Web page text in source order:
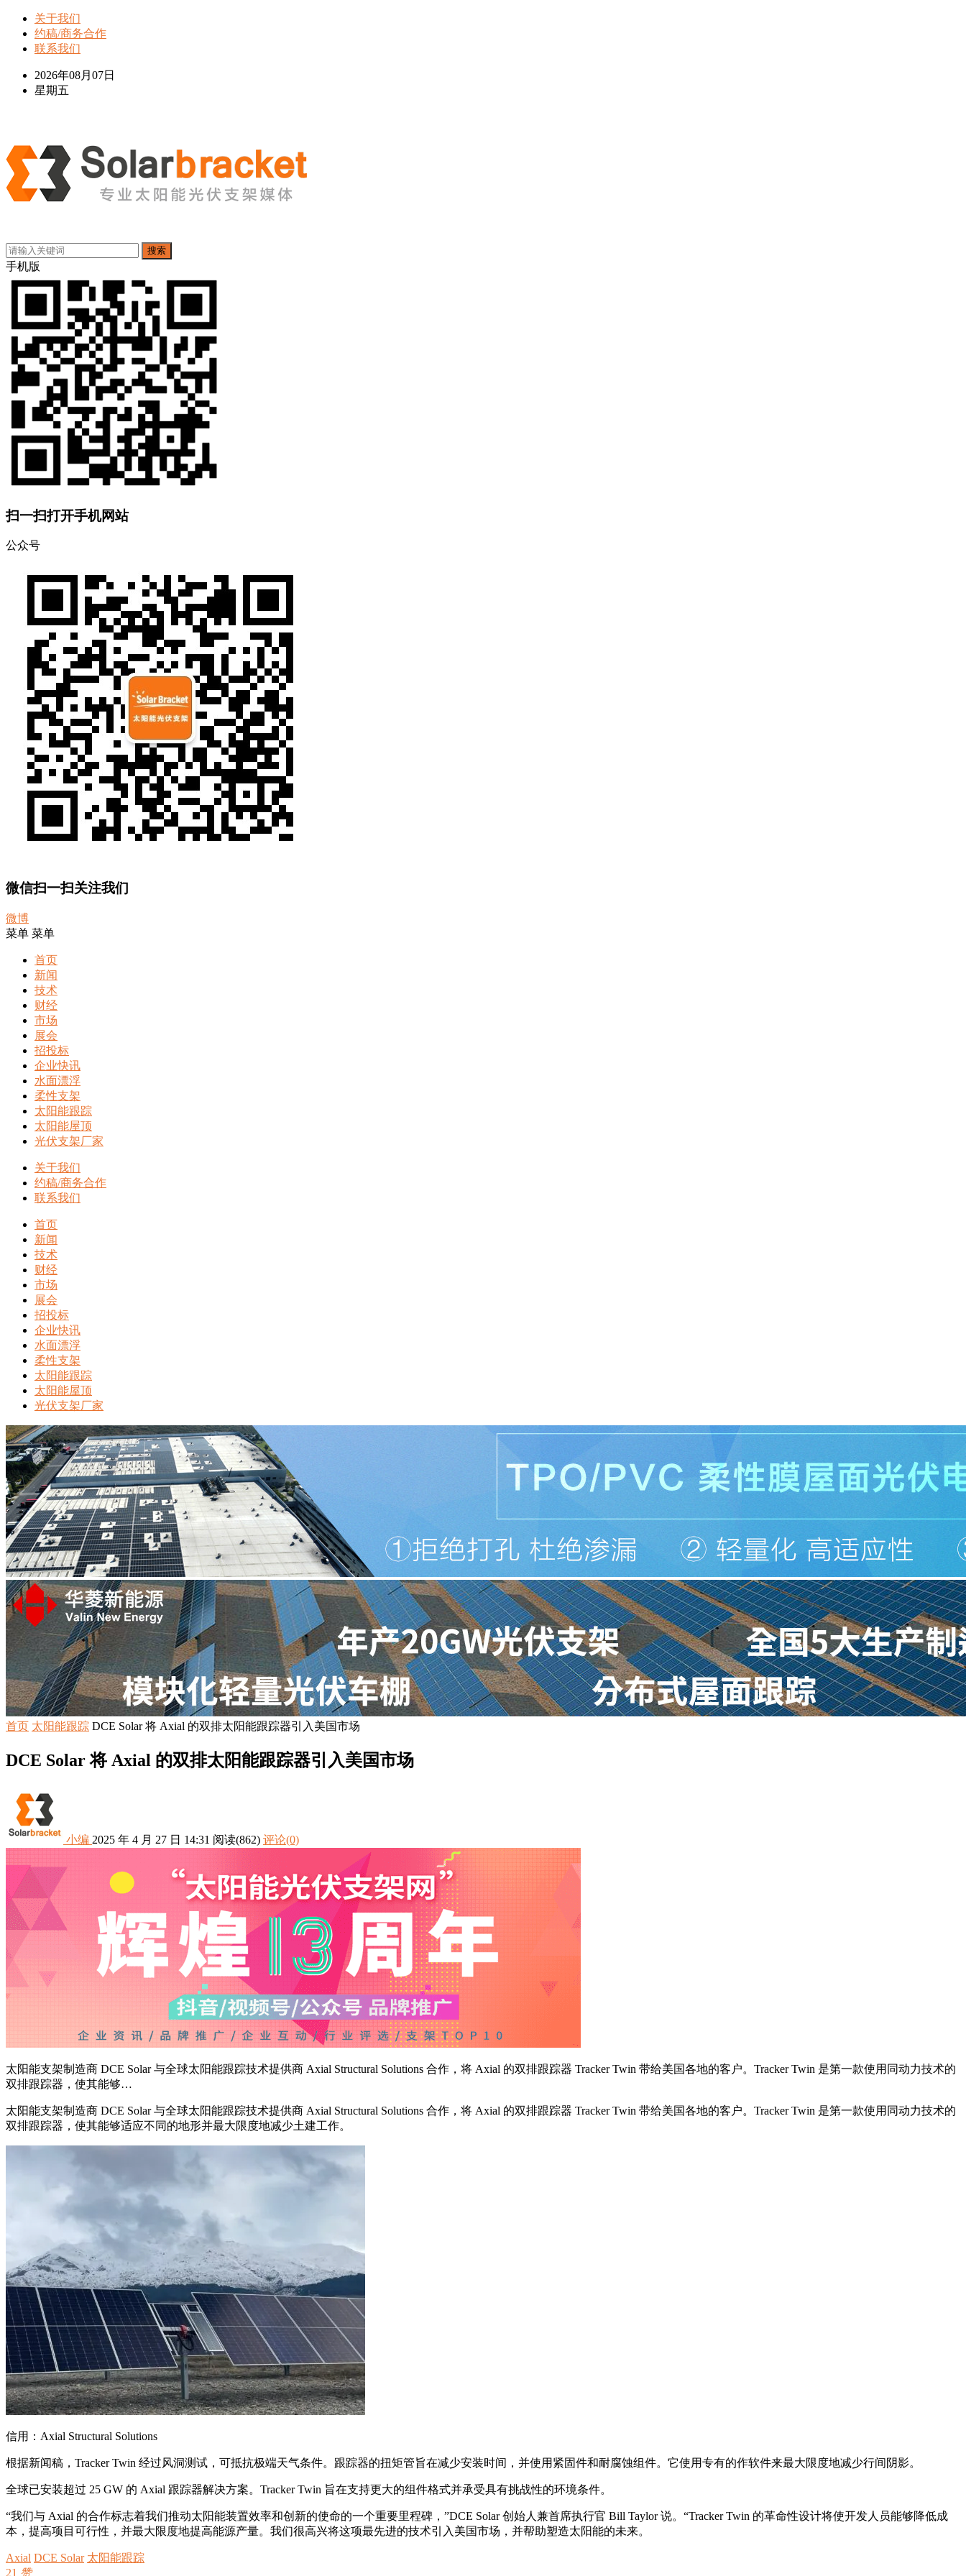
关于我们
约稿/商务合作
联系我们
2026年08月07日
星期五
搜索
手机版
扫一扫打开手机网站
公众号
微信扫一扫关注我们
微博
菜单 菜单
首页
新闻
技术
财经
市场
展会
招投标
企业快讯
水面漂浮
柔性支架
太阳能跟踪
太阳能屋顶
光伏支架厂家
关于我们
约稿/商务合作
联系我们
首页
新闻
技术
财经
市场
展会
招投标
企业快讯
水面漂浮
柔性支架
太阳能跟踪
太阳能屋顶
光伏支架厂家
首页 太阳能跟踪 DCE Solar 将 Axial 的双排太阳能跟踪器引入美国市场
DCE Solar 将 Axial 的双排太阳能跟踪器引入美国市场
小编 2025 年 4 月 27 日 14:31 阅读(862) 评论(0)
太阳能支架制造商 DCE Solar 与全球太阳能跟踪技术提供商 Axial Structural Solutions 合作，将 Axial 的双排跟踪器 Tracker Twin 带给美国各地的客户。Tracker Twin 是第一款使用同动力技术的
双排跟踪器，使其能够…
太阳能支架制造商 DCE Solar 与全球太阳能跟踪技术提供商 Axial Structural Solutions 合作，将 Axial 的双排跟踪器 Tracker Twin 带给美国各地的客户。Tracker Twin 是第一款使用同动力技术的
双排跟踪器，使其能够适应不同的地形并最大限度地减少土建工作。
信用：Axial Structural Solutions
根据新闻稿，Tracker Twin 经过风洞测试，可抵抗极端天气条件。跟踪器的扭矩管旨在减少安装时间，并使用紧固件和耐腐蚀组件。它使用专有的作软件来最大限度地减少行间阴影。
全球已安装超过 25 GW 的 Axial 跟踪器解决方案。Tracker Twin 旨在支持更大的组件格式并承受具有挑战性的环境条件。
“我们与 Axial 的合作标志着我们推动太阳能装置效率和创新的使命的一个重要里程碑，”DCE Solar 创始人兼首席执行官 Bill Taylor 说。“Tracker Twin 的革命性设计将使开发人员能够降低成
本，提高项目可行性，并最大限度地提高能源产量。我们很高兴将这项最先进的技术引入美国市场，并帮助塑造太阳能的未来。
Axial DCE Solar 太阳能跟踪
21 赞